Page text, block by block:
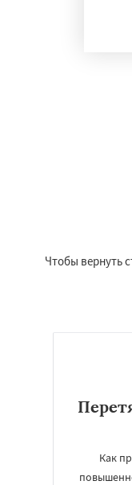
Чтобы вернуть
Как